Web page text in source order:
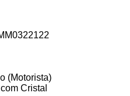
(Motorista)
Cristal